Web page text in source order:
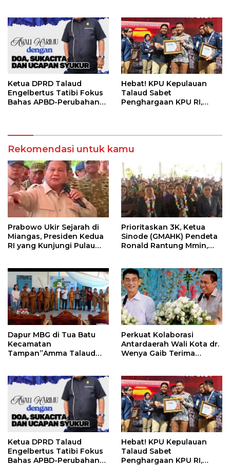
Ketua DPRD Talaud
Engelbertus Tatibi Fokus
Bahas APBD-Perubahan
Hebat! KPU Kepulauan
Talaud Sabet
Penghargaan KPU RI,
Rekomendasi untuk kamu
Prabowo Ukir Sejarah di
Miangas, Presiden Kedua
RI yang Kunjungi Pulau
Prioritaskan 3K, Ketua
Sinode (GMAHK) Pendeta
Ronald Rantung Mmin,
di Daerah Misi Nusa Utara
Dapur MBG di Tua Batu
Kecamatan
Tampan”Amma Talaud
Perkuat Kolaborasi
Antardaerah Wali Kota dr.
Wenya Gaib Terima
Ketua DPRD Talaud
Engelbertus Tatibi Fokus
Bahas APBD-Perubahan
Hebat! KPU Kepulauan
Talaud Sabet
Penghargaan KPU RI,